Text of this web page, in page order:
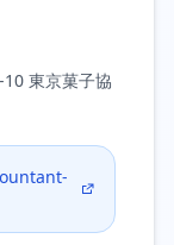
東京菓子協